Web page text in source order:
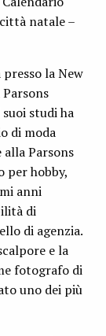
natale –
la New
studi ha
di moda
Parsons
per hobby,
anni
di
di agenzia.
e la
fotografo di
uno dei più